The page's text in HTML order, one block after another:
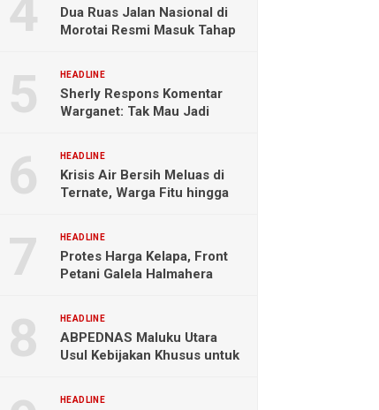
Dua Ruas Jalan Nasional di
Morotai Resmi Masuk Tahap
HEADLINE
Sherly Respons Komentar
Warganet: Tak Mau Jadi
HEADLINE
Krisis Air Bersih Meluas di
Ternate, Warga Fitu hingga
HEADLINE
Protes Harga Kelapa, Front
Petani Galela Halmahera
HEADLINE
ABPEDNAS Maluku Utara
Usul Kebijakan Khusus untuk
HEADLINE